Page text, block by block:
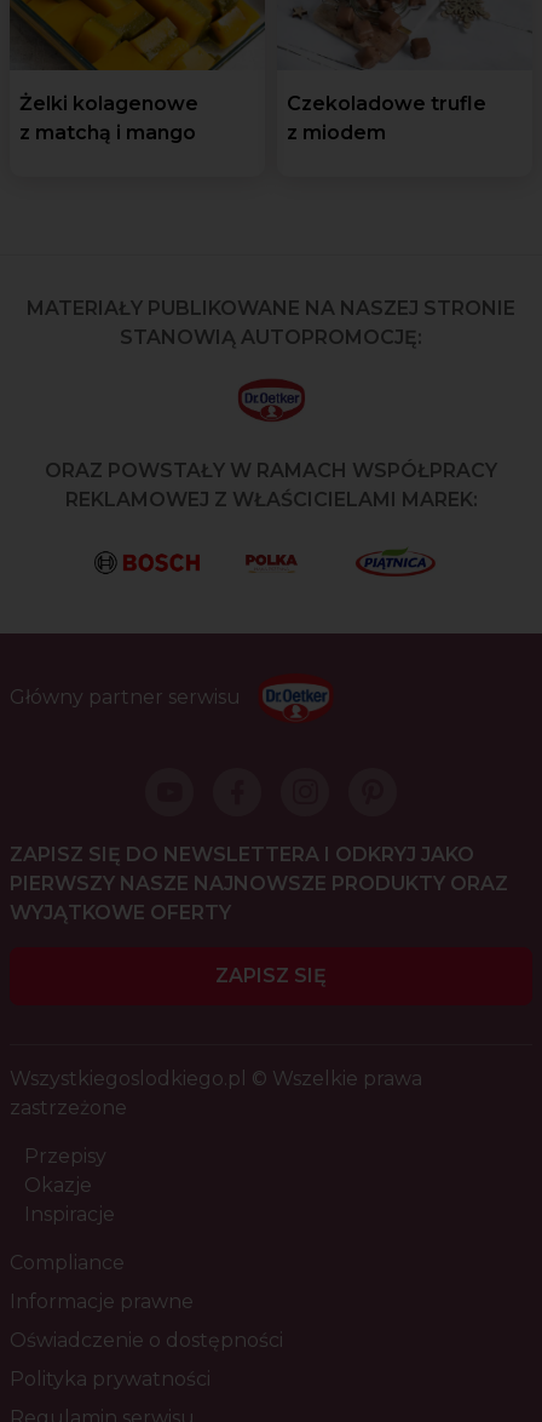
Żelki kolagenowe
z matchą i mango
Czekoladowe trufle
z miodem
MATERIAŁY PUBLIKOWANE NA NASZEJ STRONIE
STANOWIĄ AUTOPROMOCJĘ:
ORAZ POWSTAŁY W RAMACH WSPÓŁPRACY
REKLAMOWEJ Z WŁAŚCICIELAMI MAREK:
Główny partner serwisu
ZAPISZ SIĘ DO NEWSLETTERA I ODKRYJ JAKO
PIERWSZY NASZE NAJNOWSZE PRODUKTY ORAZ
WYJĄTKOWE OFERTY
ZAPISZ SIĘ
Wszystkiegoslodkiego.pl © Wszelkie prawa
zastrzeżone
Przepisy
Okazje
Inspiracje
Compliance
Informacje prawne
Oświadczenie o dostępności
Polityka prywatności